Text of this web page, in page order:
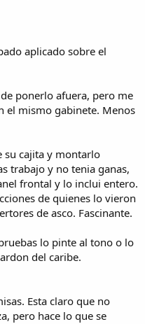
aplicado sobre el
ponerlo afuera, pero me
el mismo gabinete. Menos
su cajita y montarlo
trabajo y no tenia ganas,
frontal y lo inclui entero.
de quienes lo vieron
de asco. Fascinante.
lo pinte al tono o lo
del caribe.
Esta claro que no
pero hace lo que se